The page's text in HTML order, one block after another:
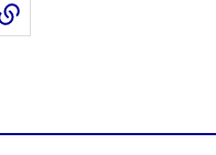
LinkedInpar email